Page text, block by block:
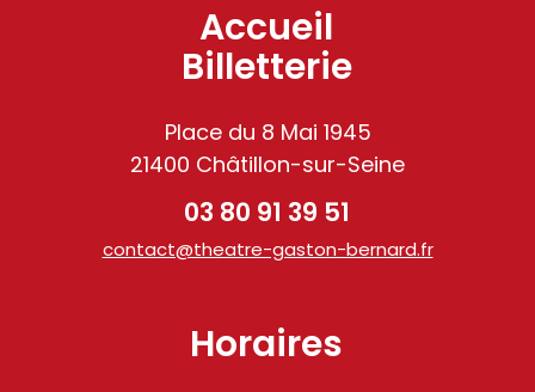
Accueil
Billetterie
Place du 8 Mai 1945
21400 Châtillon-sur-Seine
03 80 91 39 51
contact@theatre-gaston-bernard.fr
Horaires